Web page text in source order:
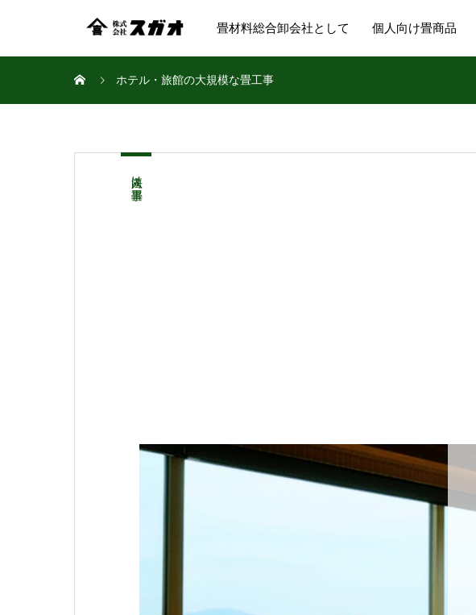
畳材料総合卸会社として 個人向け畳商品
ホテル・旅館の大規模な畳工事
法人向け畳工事